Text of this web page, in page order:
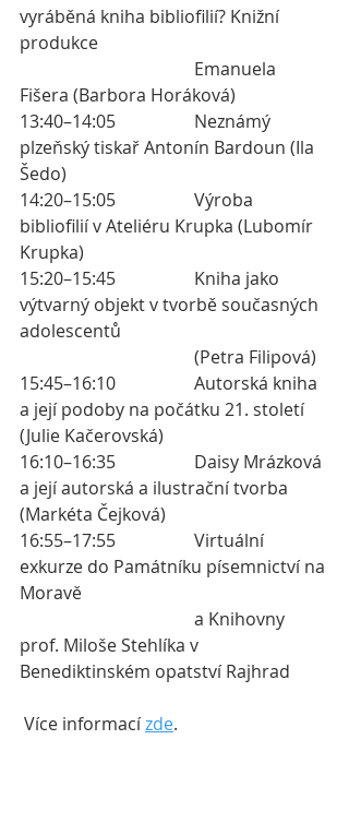
vyráběná kniha bibliofilií? Knižní
produkce
Fišera (Barbora Horáková)
13:40–14:05 		Neznámý
plzeňský tiskař Antonín Bardoun (Ila
Šedo)
14:20–15:05 		Výroba
bibliofilií v Ateliéru Krupka (Lubomír
Krupka)
15:20–15:45 		Kniha jako
výtvarný objekt v tvorbě současných
adolescentů
				(Petra Filipová)
15:45–16:10 		Autorská kniha
a její podoby na počátku 21. století
(Julie Kačerovská)
16:10–16:35 		Daisy Mrázková
a její autorská a ilustrační tvorba
(Markéta Čejková)
16:55–17:55 		Virtuální
exkurze do Památníku písemnictví na
Moravě
prof. Miloše Stehlíka v
Benediktinském opatství Rajhrad
Více informací zde.